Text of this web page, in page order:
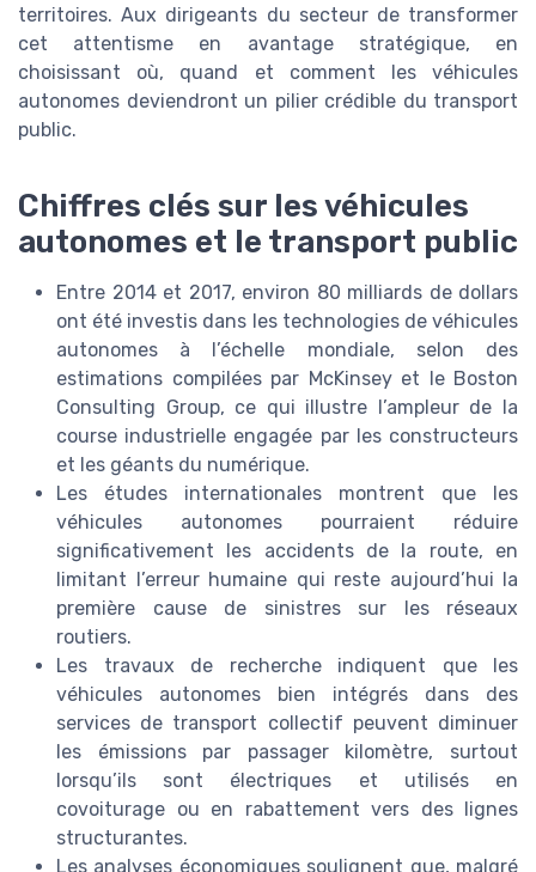
territoires. Aux dirigeants du secteur de transformer
cet attentisme en avantage stratégique, en
choisissant où, quand et comment les véhicules
autonomes deviendront un pilier crédible du transport
public.
Chiffres clés sur les véhicules
autonomes et le transport public
Entre 2014 et 2017, environ 80 milliards de dollars
ont été investis dans les technologies de véhicules
autonomes à l’échelle mondiale, selon des
estimations compilées par McKinsey et le Boston
Consulting Group, ce qui illustre l’ampleur de la
course industrielle engagée par les constructeurs
et les géants du numérique.
Les études internationales montrent que les
véhicules autonomes pourraient réduire
significativement les accidents de la route, en
limitant l’erreur humaine qui reste aujourd’hui la
première cause de sinistres sur les réseaux
routiers.
Les travaux de recherche indiquent que les
véhicules autonomes bien intégrés dans des
services de transport collectif peuvent diminuer
les émissions par passager kilomètre, surtout
lorsqu’ils sont électriques et utilisés en
covoiturage ou en rabattement vers des lignes
structurantes.
Les analyses économiques soulignent que, malgré